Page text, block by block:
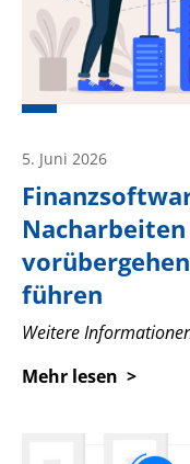
führen
5. Juni 2026
Weitere
Mehr lesen